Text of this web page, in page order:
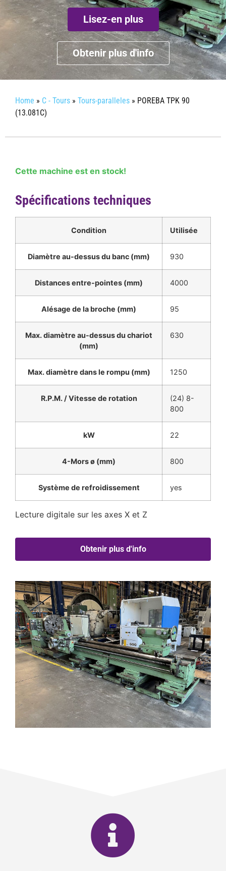
Lisez-en plus
Obtenir plus d'info
Home » C - Tours » Tours-paralleles » POREBA TPK 90
(13.081C)
Cette machine est en stock!
Spécifications techniques
Condition Utilisée
Diamètre au-dessus du banc (mm) 930
Distances entre-pointes (mm) 4000
Alésage de la broche (mm) 95
Max. diamètre au-dessus du chariot
(mm)
630
Max. diamètre dans le rompu (mm) 1250
R.P.M. / Vitesse de rotation
(24) 8-
800
kW 22
4-Mors ø (mm) 800
Système de refroidissement yes
Lecture digitale sur les axes X et Z
Obtenir plus d'info